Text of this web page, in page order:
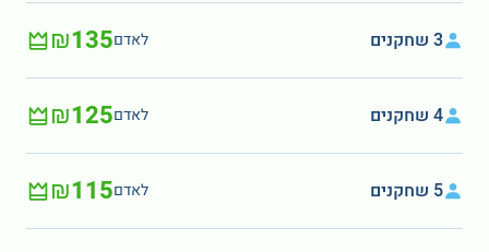
3 שחקנים לאדם₪135
4 שחקנים לאדם₪125
5 שחקנים לאדם₪115